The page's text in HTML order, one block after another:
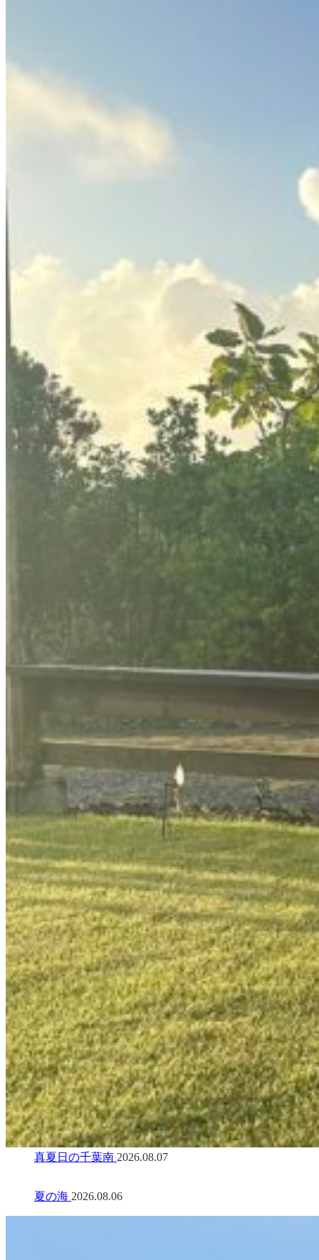
真夏日の千葉南 2026.08.07
夏の海 2026.08.06